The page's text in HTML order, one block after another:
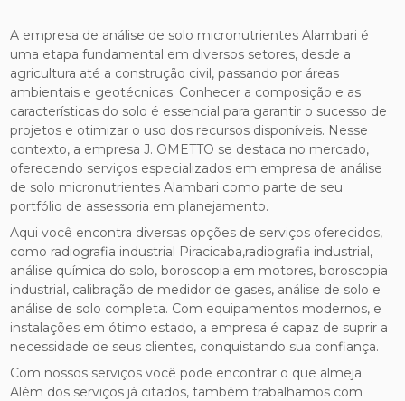
A empresa de análise de solo micronutrientes Alambari é
uma etapa fundamental em diversos setores, desde a
agricultura até a construção civil, passando por áreas
ambientais e geotécnicas. Conhecer a composição e as
características do solo é essencial para garantir o sucesso de
projetos e otimizar o uso dos recursos disponíveis. Nesse
contexto, a empresa J. OMETTO se destaca no mercado,
oferecendo serviços especializados em empresa de análise
de solo micronutrientes Alambari como parte de seu
portfólio de assessoria em planejamento.
Aqui você encontra diversas opções de serviços oferecidos,
como radiografia industrial Piracicaba,radiografia industrial,
análise química do solo, boroscopia em motores, boroscopia
industrial, calibração de medidor de gases, análise de solo e
análise de solo completa. Com equipamentos modernos, e
instalações em ótimo estado, a empresa é capaz de suprir a
necessidade de seus clientes, conquistando sua confiança.
Com nossos serviços você pode encontrar o que almeja.
Além dos serviços já citados, também trabalhamos com